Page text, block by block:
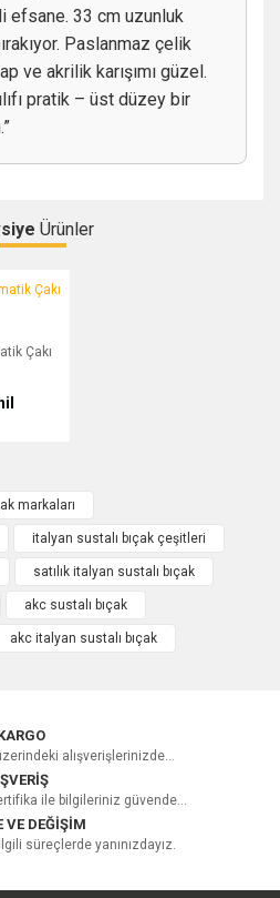
efsane. 33 cm uzunluk
Paslanmaz çelik
ve akrilik karışımı güzel.
pratik – üst düzey bir
Yorum Yaz
Ürünler
Çakı
Çakı
markaları
italyan sustalı bıçak çeşitleri
satılık italyan sustalı bıçak
akc sustalı bıçak
akc italyan sustalı bıçak
alışverişlerinizde...
ile bilgileriniz güvende...
VE DEĞİŞİM
süreçlerde yanınızdayız.